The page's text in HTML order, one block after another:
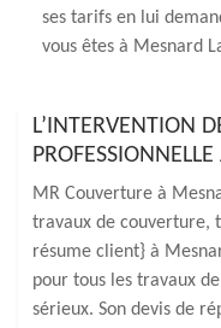
ses tarifs en lui
vous êtes à Mesnard
L’INTERVENTION
MR Couverture à
travaux de couverture,
résume client} à
pour tous les travaux
sérieux. Son devis de